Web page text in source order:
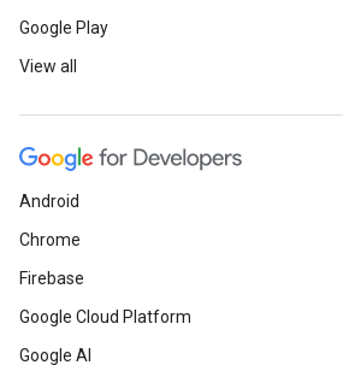
Google Play
View all
Android
Chrome
Firebase
Google Cloud Platform
Google AI